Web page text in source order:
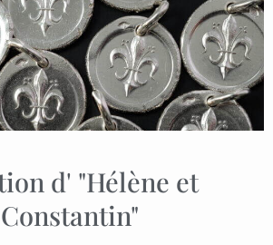
d' "Hélène et
Constantin"